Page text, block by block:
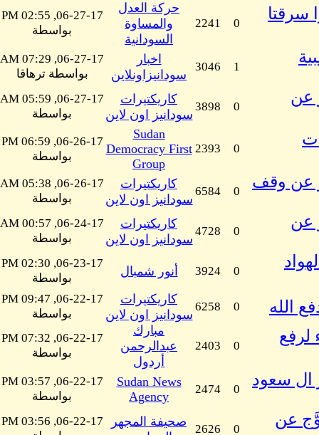
سرقتا
0
2241
حركة العدل
والمساوة
السودانية
06-27-17, 02:55 PM
بواسطة
1
3046
اخبار
سودانيزاونلاين
06-27-17, 07:29 AM
بواسطة ترهاقا
ود ابو عن
0
3898
كاريكتيرات
سودانيز اون لاين
06-27-17, 05:59 AM
بواسطة
0
2393
Sudan
Democracy First
Group
06-26-17, 06:59 PM
بواسطة
للفنان ود ابو عن وقف
0
6584
كاريكتيرات
سودانيز اون لاين
06-26-17, 05:38 AM
بواسطة
ود ابو عن
0
4728
كاريكتيرات
سودانيز اون لاين
06-24-17, 00:57 AM
بواسطة
0
3924 أنور شمبال
06-23-17, 02:30 PM
بواسطة
0
6258
كاريكتيرات
سودانيز اون لاين
06-22-17, 09:47 PM
بواسطة
لرفع
0
2403
مبارك
عبدالرحمن
أردول
06-22-17, 07:32 PM
بواسطة
ال سعود
0
2474
Sudan News
Agency
06-22-17, 03:57 PM
بواسطة
عن
0
2626
صحيفة المجهر
06-22-17, 03:56 PM